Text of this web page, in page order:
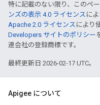
特に記載のない限り、このペ
ンズの表示 4.0 ライセンス に
Apache 2.0 ライセンス により
Developers サイトのポリシー
連会社の登録商標です。
最終更新日 2026-02-17 UTC。
Apigee について